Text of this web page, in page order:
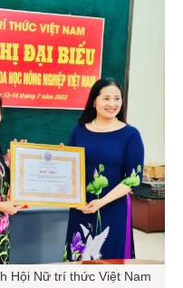
Hội Nữ trí thức Việt Nam